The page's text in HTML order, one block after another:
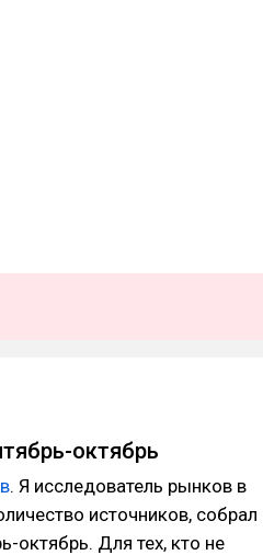
октябрь
. Я исследователь рынков в
источников, собрал
октябрь. Для тех, кто не